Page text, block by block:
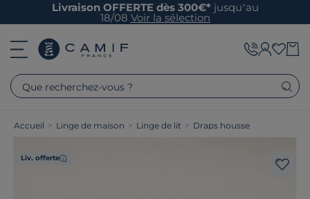
Livraison OFFERTE dès 300€* jusqu’au
18/08 Voir la sélection
Que recherchez-vous ?
Accueil > Linge de maison > Linge de lit > Draps housse
Liv. offerte